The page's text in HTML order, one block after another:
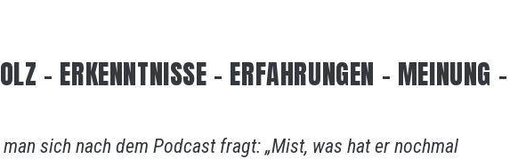
– ERKENNTNISSE – ERFAHRUNGEN – MEINUNG –
sich nach dem Podcast fragt: „Mist, was hat er nochmal